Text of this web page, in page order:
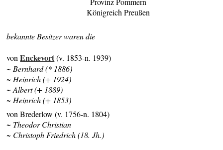
Königreich Preußen
bekannte Besitzer waren die
vonEnckevort(v. 1853-n. 1939)
~ Bernhard (* 1886)
~ Heinrich (+ 1924)
~ Albert (+ 1889)
~ Heinrich (+ 1853)
von Brederlow (v. 1756-n. 1804)
~ Theodor Christian
~ Christoph Friedrich (18. Jh.)